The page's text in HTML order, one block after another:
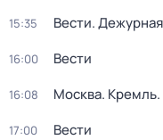
15:35 Вести.
16:00 Вести
16:08 Москва.
17:00 Вести